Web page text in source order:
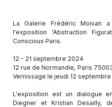
La Galerie Frédéric Moisan
l'exposition 'Abstraction
Conscious Paris.
12 - 21 septembre 2024
12 rue de Normandie, Paris
Vernissage le jeudi 12 septembre
L'exposition est un dialogue
Diegner et Kristian Desailly,